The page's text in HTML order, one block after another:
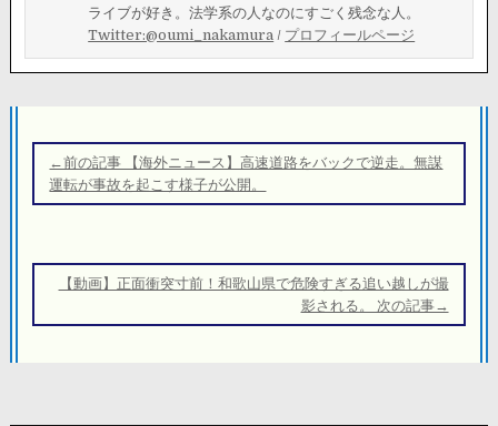
ライブが好き。法学系の人なのにすごく残念な人。
Twitter:@oumi_nakamura / プロフィールページ
稿
ナ
ー
←前の記事 【海外ニュース】高速道路をバックで逆走。無謀
運転が事故を起こす様子が公開。
【動画】正面衝突寸前！和歌山県で危険すぎる追い越しが撮
影される。 次の記事→